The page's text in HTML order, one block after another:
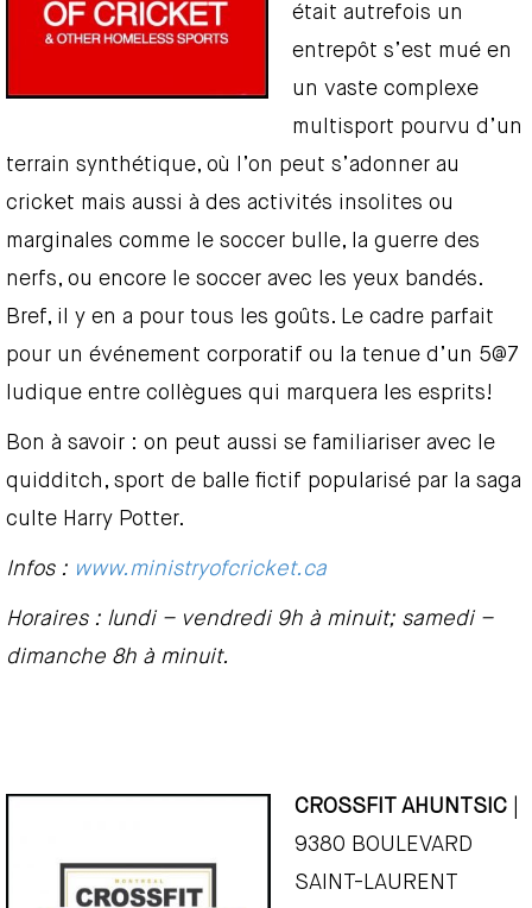
était autrefois un
entrepôt s’est mué en
un vaste complexe
multisport pourvu d’un
terrain synthétique, où l’on peut s’adonner au
cricket mais aussi à des activités insolites ou
marginales comme le soccer bulle, la guerre des
nerfs, ou encore le soccer avec les yeux bandés.
Bref, il y en a pour tous les goûts. Le cadre parfait
pour un événement corporatif ou la tenue d’un 5@7
ludique entre collègues qui marquera les esprits!
Bon à savoir : on peut aussi se familiariser avec le
quidditch, sport de balle fictif popularisé par la saga
culte Harry Potter.
Infos : www.ministryofcricket.ca
Horaires : lundi – vendredi 9h à minuit; samedi –
dimanche 8h à minuit.
CROSSFIT AHUNTSIC
9380 BOULEVARD
SAINT-LAURENT